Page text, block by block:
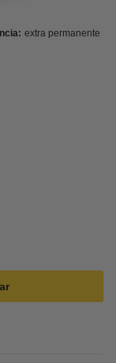
extra permanente